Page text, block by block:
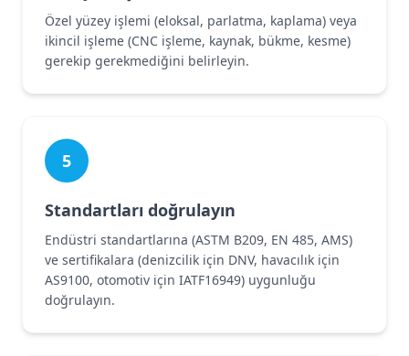
Özel yüzey işlemi (eloksal, parlatma, kaplama) veya
ikincil işleme (CNC işleme, kaynak, bükme, kesme)
gerekip gerekmediğini belirleyin.
5
Standartları doğrulayın
Endüstri standartlarına (ASTM B209, EN 485, AMS)
ve sertifikalara (denizcilik için DNV, havacılık için
AS9100, otomotiv için IATF16949) uygunluğu
doğrulayın.